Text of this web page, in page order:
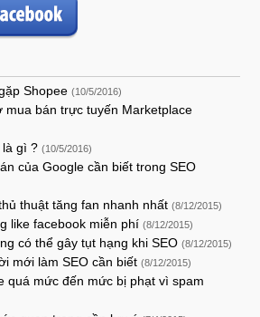
Shopee (10/5/2016)
mua bán trực tuyến Marketplace
là gì ? (10/5/2016)
của Google cần biết trong SEO
thuật tăng fan nhanh nhất (8/12/2015)
like facebook miễn phí (8/12/2015)
có thể gây tụt hạng khi SEO (8/12/2015)
mới làm SEO cần biết (8/12/2015)
quá mức đến mức bị phạt vì spam